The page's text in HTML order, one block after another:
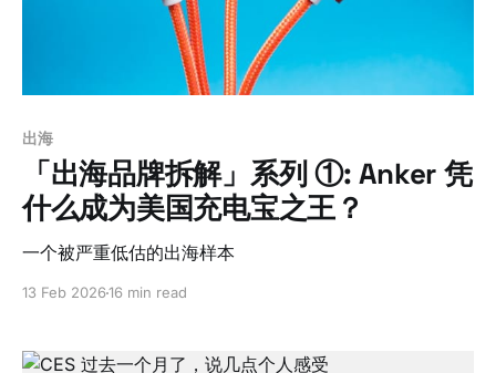
出海
「出海品牌拆解」系列 ①: Anker 凭
什么成为美国充电宝之王？
一个被严重低估的出海样本
13 Feb 202616 min read